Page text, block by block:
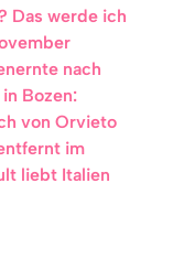
Das werde ich
nach
Bozen:
von Orvieto
im
liebt Italien